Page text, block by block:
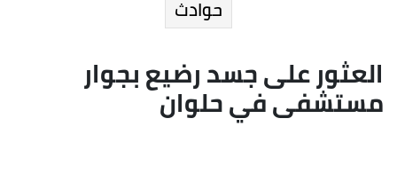
حوادث
العثور على جسد رضيع بجوار
مستشفى في حلوان